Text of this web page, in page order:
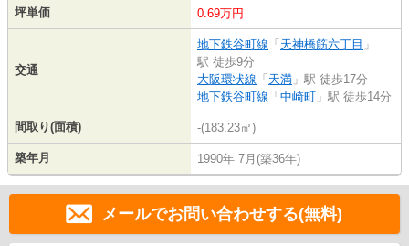
坪単価 0.69万円
交通
地下鉄谷町線 「 天神橋筋六丁目 」
駅 徒歩9分
大阪環状線 「 天満 」駅 徒歩17分
地下鉄谷町線 「 中崎町 」駅 徒歩14分
間取り(面積) -(183.23㎡)
築年月 1990年 7月(築36年)
メールでお問い合わせする(無料)